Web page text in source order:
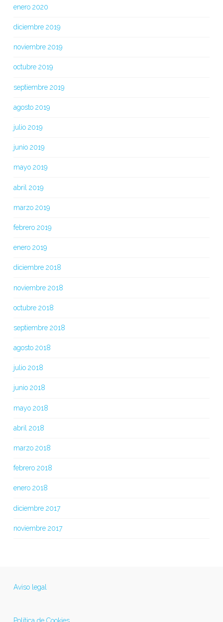
enero 2020
diciembre 2019
noviembre 2019
octubre 2019
septiembre 2019
agosto 2019
julio 2019
junio 2019
mayo 2019
abril 2019
marzo 2019
febrero 2019
enero 2019
diciembre 2018
noviembre 2018
octubre 2018
septiembre 2018
agosto 2018
julio 2018
junio 2018
mayo 2018
abril 2018
marzo 2018
febrero 2018
enero 2018
diciembre 2017
noviembre 2017
Aviso legal